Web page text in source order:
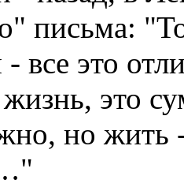
письма:
- все это
жизнь, это
но жить